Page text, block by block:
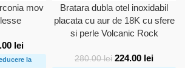
mov
lei
la
Bratara dubla otel inoxidabil
placata cu aur de 18K cu sfere
si perle Volcanic Rock
280.00lei 224.00 lei